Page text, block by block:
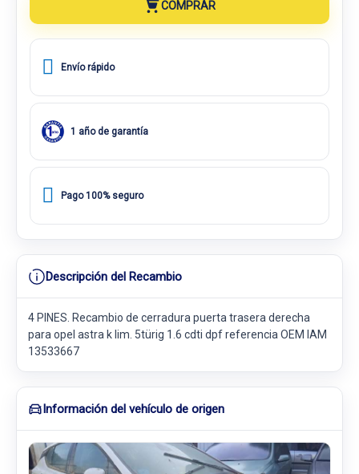
COMPRAR
Envío rápido
1 año de garantía
Pago 100% seguro
Descripción del Recambio
4 PINES. Recambio de cerradura puerta trasera derecha
para opel astra k lim. 5türig 1.6 cdti dpf referencia OEM IAM
13533667
Información del vehículo de origen